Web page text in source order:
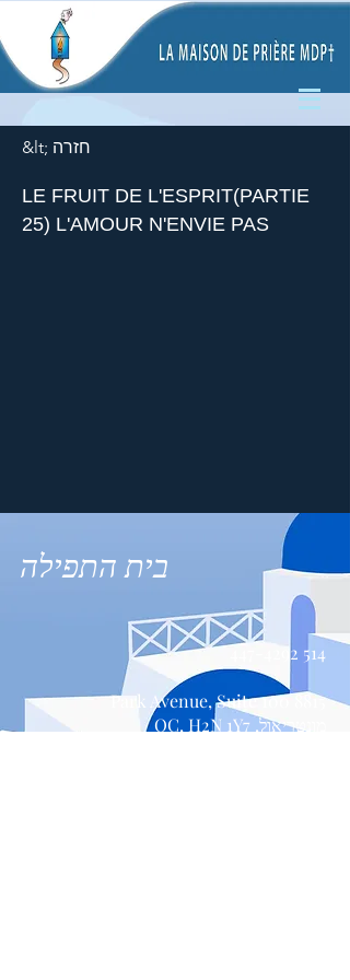
&lt; חזרה
LE FRUIT DE L'ESPRIT(PARTIE
25) L'AMOUR N'ENVIE PAS
בית התפילה
514 447-4292
8815 Park Avenue, Suite 100
מונטריאול, QC, H2N 1Y7